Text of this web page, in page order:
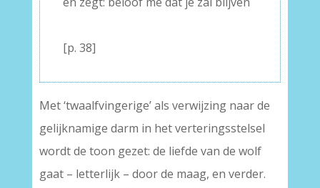
[p. 38]
Met ‘twaalfvingerige’ als verwijzing naar de
gelijknamige darm in het verteringsstelsel
wordt de toon gezet: de liefde van de wolf
gaat – letterlijk – door de maag, en verder.